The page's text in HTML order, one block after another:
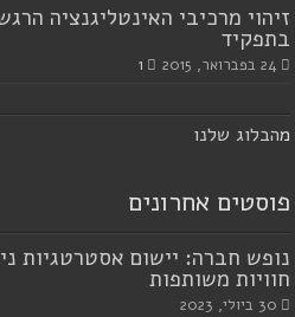
זיהוי מרכיבי האינטליגנציה
בתפקיד
24 בפברואר, 2015 1
מהבלוג שלנו
פוסטים אחרונים
נופש חברה: יישום אסטרטגיות
חוויות משותפות
30 ביולי, 2023